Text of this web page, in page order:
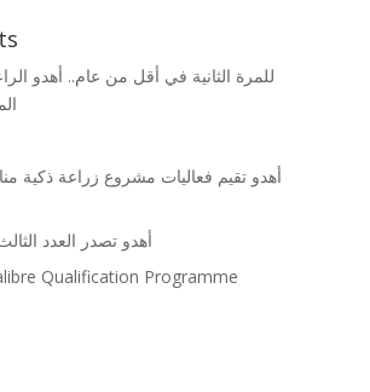
للمرة الثانية في أقل من عام.. أهدو
أهدو تقيم فعاليات مشروع زراعة ذكية
أهدو تصدر العدد
Qualification Programme